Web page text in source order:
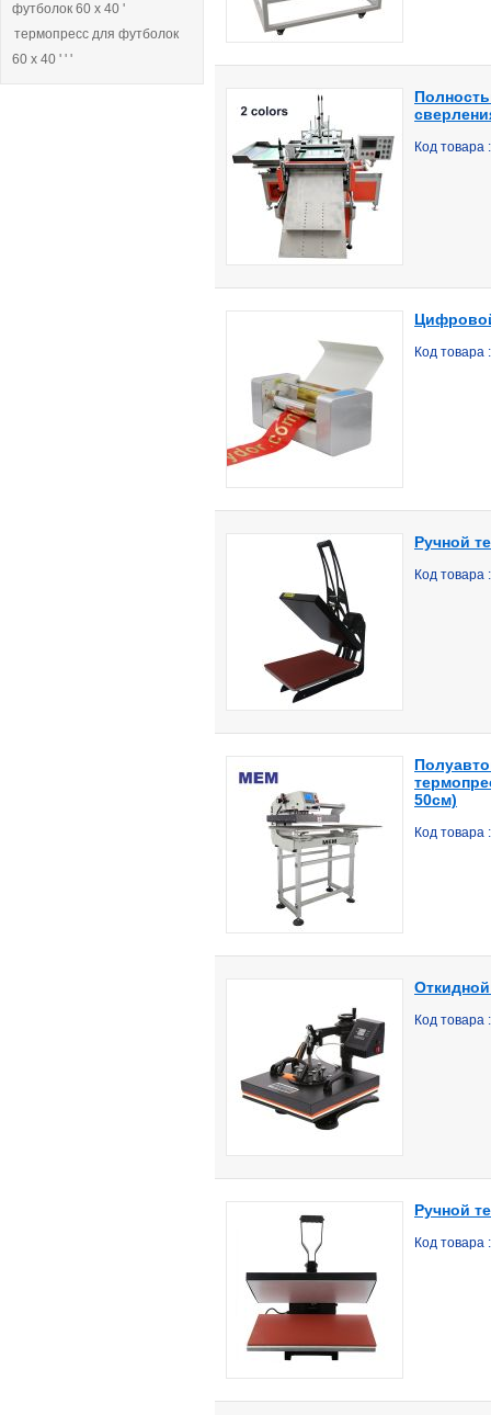
футболок 60 х 40 '
термопресс для футболок
60 х 40 ' ' '
Код товара
Код товара
Ручной
Код товара
50см)
Код товара
Код товара
Ручной
Код товара